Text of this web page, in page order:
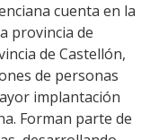
cuenta en la
provincia de
de Castellón,
de personas
implantación
Forman parte de